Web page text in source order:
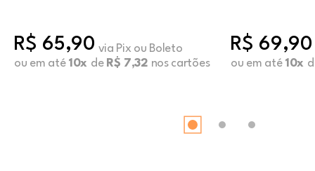
R$ 65,90 via Pix ou Boleto
ou em até 10x de R$ 7,32 nos cartões
R$ 69,90
ou em até 10x